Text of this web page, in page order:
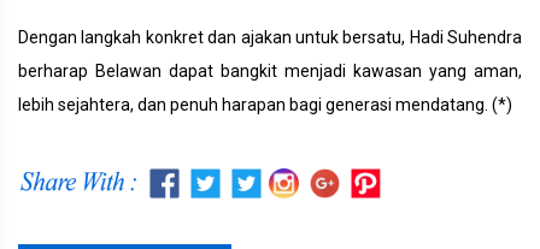
Dengan langkah konkret dan ajakan untuk bersatu, Hadi Suhendra
berharap Belawan dapat bangkit menjadi kawasan yang aman,
lebih sejahtera, dan penuh harapan bagi generasi mendatang. (*)